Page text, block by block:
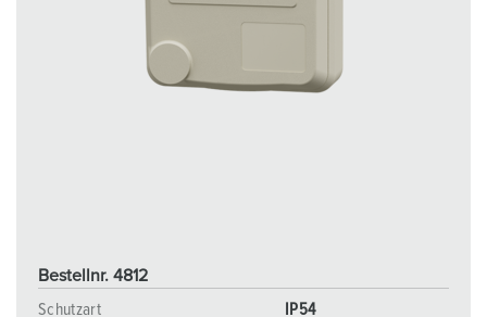
Bestellnr. 4812
Schutzart
IP54